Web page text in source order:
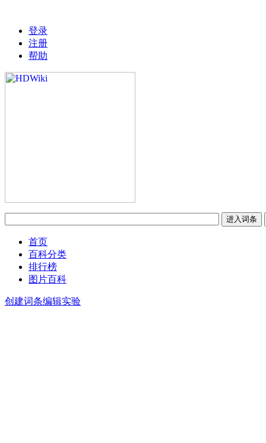
登录
注册
帮助
首页
百科分类
排行榜
图片百科
创建词条编辑实验